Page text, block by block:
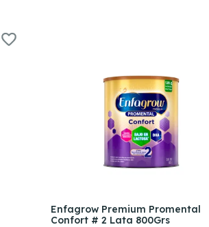
Enfagrow Premium Promental
Confort # 2 Lata 800Grs